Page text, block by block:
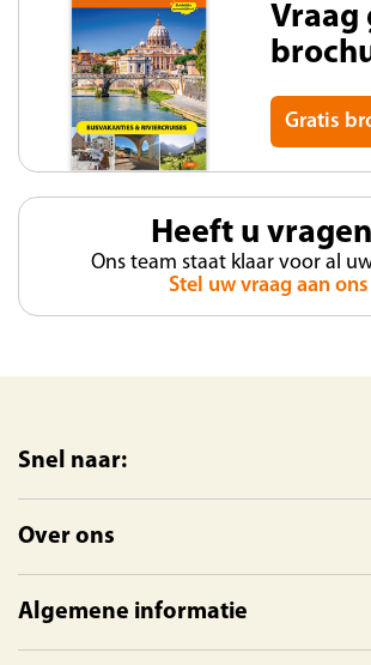
Vraag
Gratis
Heeft u
Ons team staat klaar voor al
Stel uw vraag aan ons
Snel naar:
Over ons
Algemene informatie